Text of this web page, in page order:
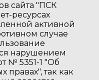
сайта "ПСК
ресурсах
активной
случае
нарушением
№ 5351-1 "Об
правах", так как